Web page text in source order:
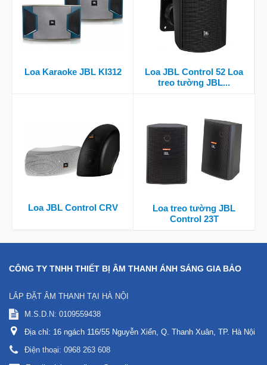
Loa Karaoke JBL KI312
Loa JBL Control 52 Loa
treo tường JBL...
Loa JBL Control CRV
Loa treo tường JBL
Control 23T
CÔNG TY TNHH THIẾT BỊ ÂM THANH ÁNH SÁNG GIA BẢO
LẮP ĐẶT ÂM THANH TẠI HÀ NỘI
M.S.D.N: 0109559438
Địa chỉ: 16 ngách 116/55 Nguyễn Xiển, Q. Thanh Xuân, TP. Hà Nội
Điện thoại: 0968 263 608